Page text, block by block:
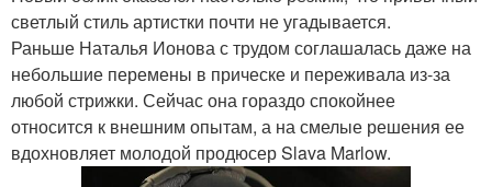
светлый стиль артистки почти не угадывается.
Раньше Наталья Ионова с трудом соглашалась даже на
небольшие перемены в прическе и переживала из-за
любой стрижки. Сейчас она гораздо спокойнее
относится к внешним опытам, а на смелые решения ее
вдохновляет молодой продюсер Slava Marlow.